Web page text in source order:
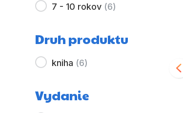
7 - 10 rokov (6)
Druh produktu
kniha (6)
Vydanie